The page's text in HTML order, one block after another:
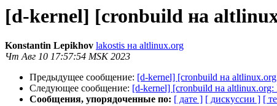
[d-kernel] [cronbuild на
Konstantin Lepikhov lakostis на altlinux.org
Чт Авг 10 17:57:54 MSK 2023
Предыдущее сообщение: [d-kernel] [cronbuild на
Следующее сообщение: [d-kernel] [cronbuild на
Сообщения, упорядоченные по: [ дате ] [ дискуссии ] [